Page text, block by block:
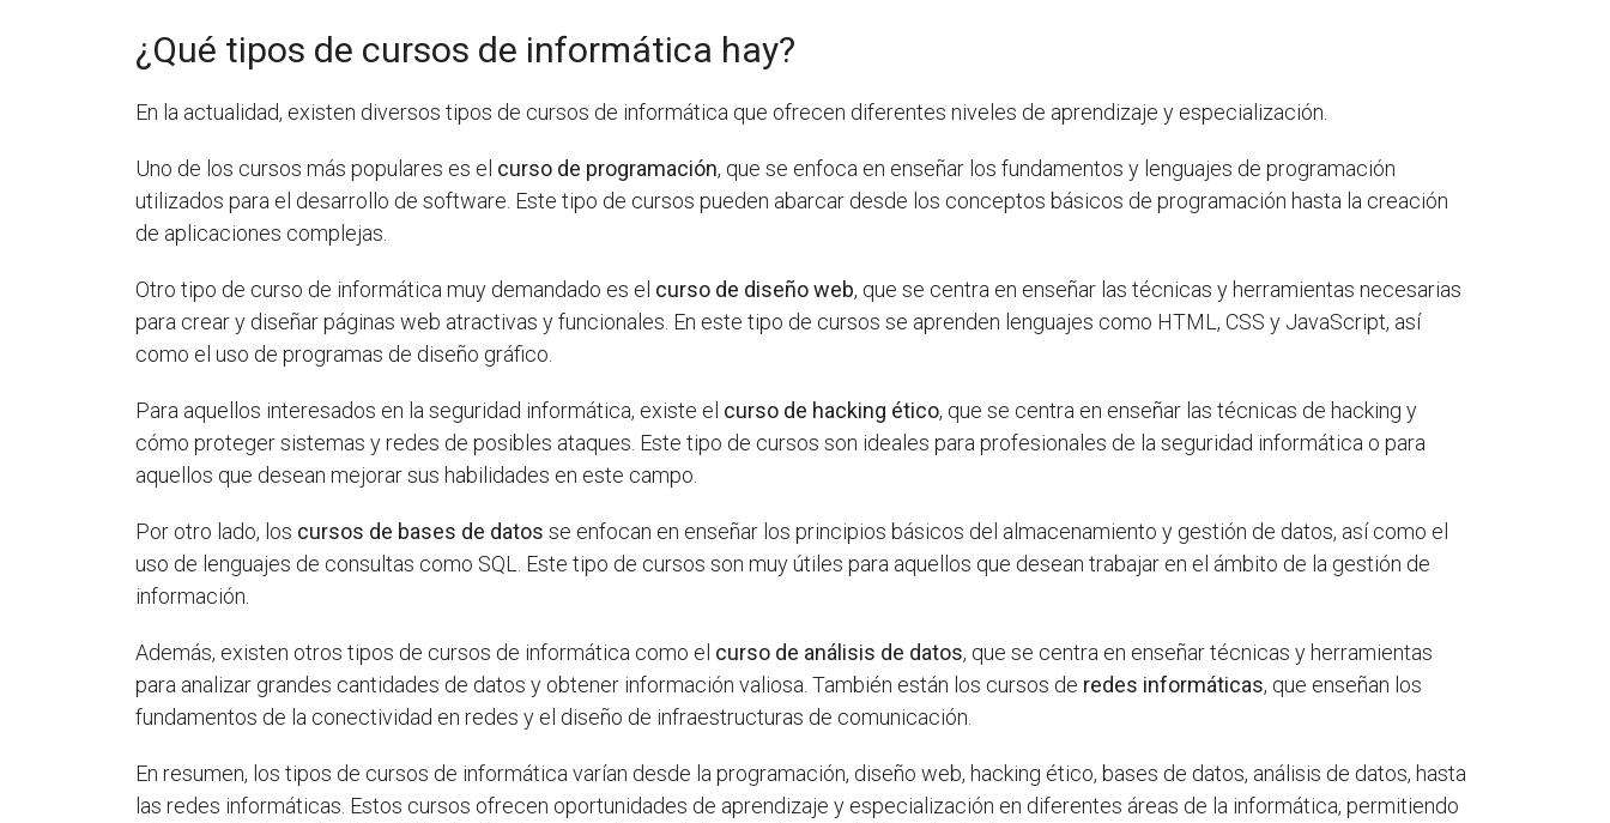
¿Qué tipos de cursos de informática hay?
En la actualidad, existen diversos tipos de cursos de informática que ofrecen diferentes niveles de aprendizaje y especialización.
Uno de los cursos más populares es el curso de programación, que se enfoca en enseñar los fundamentos y lenguajes de programación
utilizados para el desarrollo de software. Este tipo de cursos pueden abarcar desde los conceptos básicos de programación hasta la creación
de aplicaciones complejas.
Otro tipo de curso de informática muy demandado es el curso de diseño web, que se centra en enseñar las técnicas y herramientas necesarias
para crear y diseñar páginas web atractivas y funcionales. En este tipo de cursos se aprenden lenguajes como HTML, CSS y JavaScript, así
como el uso de programas de diseño gráfico.
Para aquellos interesados en la seguridad informática, existe el curso de hacking ético, que se centra en enseñar las técnicas de hacking y
cómo proteger sistemas y redes de posibles ataques. Este tipo de cursos son ideales para profesionales de la seguridad informática o para
aquellos que desean mejorar sus habilidades en este campo.
Por otro lado, los cursos de bases de datos se enfocan en enseñar los principios básicos del almacenamiento y gestión de datos, así como el
uso de lenguajes de consultas como SQL. Este tipo de cursos son muy útiles para aquellos que desean trabajar en el ámbito de la gestión de
información.
Además, existen otros tipos de cursos de informática como el curso de análisis de datos, que se centra en enseñar técnicas y herramientas
para analizar grandes cantidades de datos y obtener información valiosa. También están los cursos de redes informáticas, que enseñan los
fundamentos de la conectividad en redes y el diseño de infraestructuras de comunicación.
En resumen, los tipos de cursos de informática varían desde la programación, diseño web, hacking ético, bases de datos, análisis de datos, hasta
las redes informáticas. Estos cursos ofrecen oportunidades de aprendizaje y especialización en diferentes áreas de la informática, permitiendo